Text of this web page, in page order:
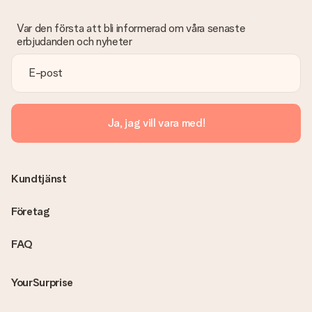
Var den första att bli informerad om våra senaste
erbjudanden och nyheter
Ja, jag vill vara med!
FAQ
YourSurprise
Kundtjänst
Företag